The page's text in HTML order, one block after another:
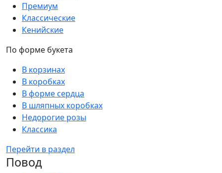
Премиум
Классические
Кенийские
По форме букета
В корзинах
В коробках
В форме сердца
В шляпных коробках
Недорогие розы
Классика
Перейти в раздел
Повод